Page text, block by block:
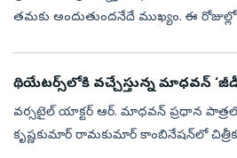
తమకు అందుతుందనేదే ముఖ్యం. ఈ
థియేటర్స్‌లోకి వచ్చేస్తున్న మాధవన్‌
వర్సటైల్ యాక్టర్ ఆర్‌. మాధవన్‌ ప్రధాన పాత్రలో,
కృష్ణకుమార్‌ రామకుమార్‌ కాంబినేషన్‌లో